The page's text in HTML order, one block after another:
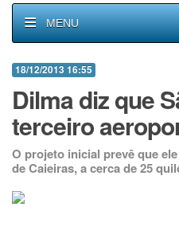
MENU
18/12/2013 16:55
Dilma diz que
terceiro
O projeto inicial prevê que
de Caieiras, a cerca de 25